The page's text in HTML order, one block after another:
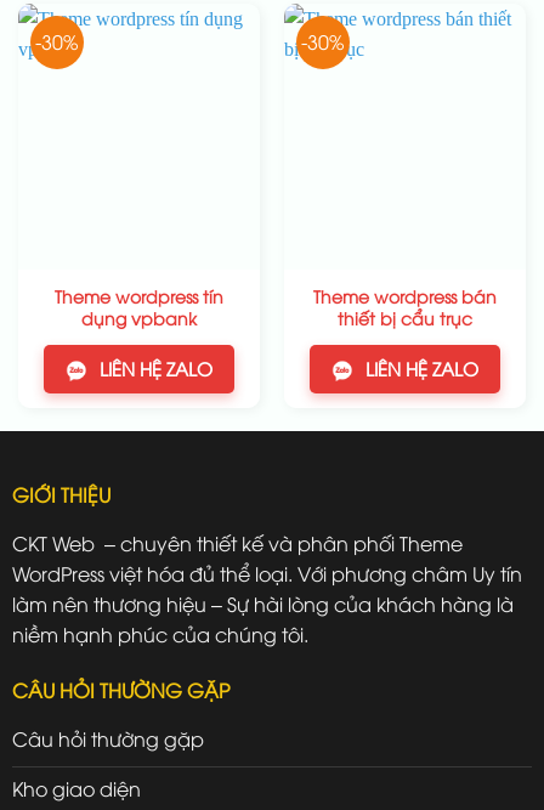
-30%
Theme wordpress tín
dụng vpbank
LIÊN HỆ ZALO
-30%
Theme wordpress bán
thiết bị cẩu trục
LIÊN HỆ ZALO
GIỚI THIỆU
CKT Web – chuyên thiết kế và phân phối Theme
WordPress việt hóa đủ thể loại. Với phương châm Uy tín
làm nên thương hiệu – Sự hài lòng của khách hàng là
niềm hạnh phúc của chúng tôi.
CÂU HỎI THƯỜNG GẶP
Câu hỏi thường gặp
Kho giao diện